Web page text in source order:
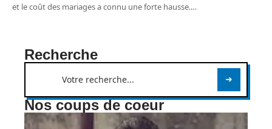
et le coût des mariages a connu une forte hausse.…
Recherche
Nos coups de coeur